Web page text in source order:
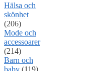
Hälsa och
skönhet
(206)
Mode och
accessoarer
(214)
Barn och
baby (119)